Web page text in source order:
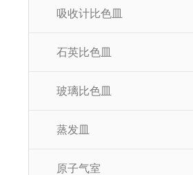
吸收计比色皿
石英比色皿
玻璃比色皿
蒸发皿
原子气室